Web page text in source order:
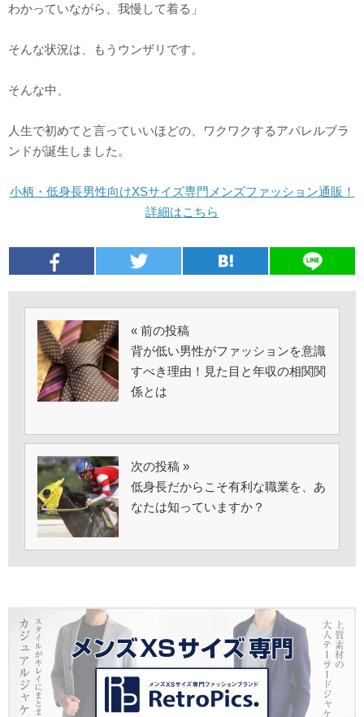
わかっていながら、我慢して着る」
そんな状況は、もうウンザリです。
そんな中、
人生で初めてと言っていいほどの、ワクワクするアパレルブラ
ンドが誕生しました。
小柄・低身長男性向けXSサイズ専門メンズファッション通販！
詳細はこちら
« 前の投稿
背が低い男性がファッションを意識
すべき理由！見た目と年収の相関関
係とは
次の投稿 »
低身長だからこそ有利な職業を、あ
なたは知っていますか？